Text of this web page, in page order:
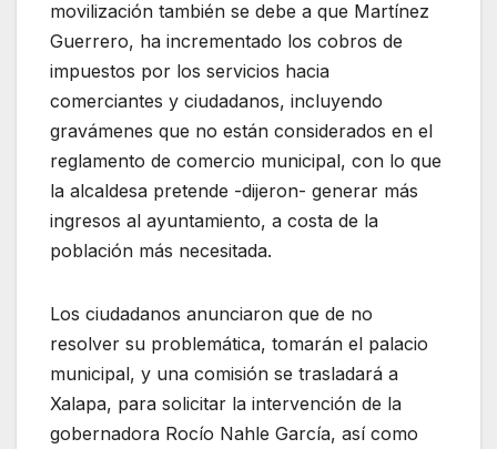
movilización también se debe a que Martínez
Guerrero, ha incrementado los cobros de
impuestos por los servicios hacia
comerciantes y ciudadanos, incluyendo
gravámenes que no están considerados en el
reglamento de comercio municipal, con lo que
la alcaldesa pretende -dijeron- generar más
ingresos al ayuntamiento, a costa de la
población más necesitada.
Los ciudadanos anunciaron que de no
resolver su problemática, tomarán el palacio
municipal, y una comisión se trasladará a
Xalapa, para solicitar la intervención de la
gobernadora Rocío Nahle García, así como